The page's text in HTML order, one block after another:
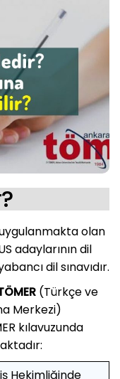
uygulanmakta olan
adaylarının dil
dil sınavıdır.
(Türkçe ve
Merkezi)
kılavuzunda
Hekimliğinde